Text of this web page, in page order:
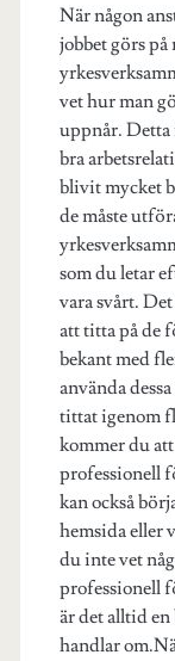
När någon
jobbet görs på
vet hur man
uppnår. Detta
bra
blivit mycket
de måste
som du letar
vara svårt.
att titta på de
bekant med
använda
tittat igenom
kommer du
professionell
kan också
hemsida eller
du inte vet
professionell
är det alltid en
handlar